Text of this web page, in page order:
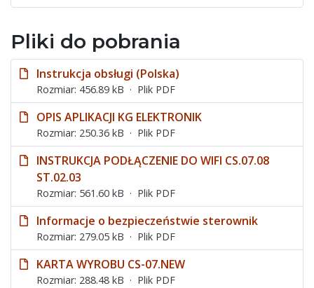
Pliki do pobrania
Instrukcja obsługi (Polska)
Rozmiar: 456.89 kB Plik PDF
OPIS APLIKACJI KG ELEKTRONIK
Rozmiar: 250.36 kB Plik PDF
INSTRUKCJA PODŁĄCZENIE DO WIFI CS.07.08
ST.02.03
Rozmiar: 561.60 kB Plik PDF
Informacje o bezpieczeństwie sterownik
Rozmiar: 279.05 kB Plik PDF
KARTA WYROBU CS-07.NEW
Rozmiar: 288.48 kB Plik PDF